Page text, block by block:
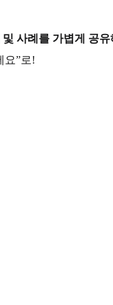
사례를 가볍게 공
요”로!